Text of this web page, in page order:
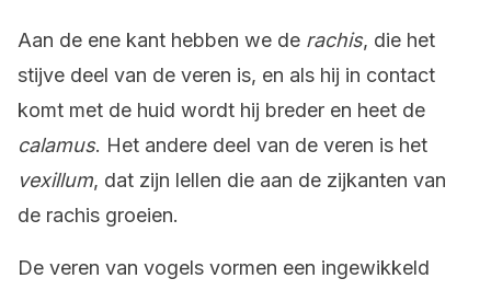
Aan de ene kant hebben we de rachis, die het
stijve deel van de veren is, en als hij in contact
komt met de huid wordt hij breder en heet de
calamus. Het andere deel van de veren is het
vexillum, dat zijn lellen die aan de zijkanten van
de rachis groeien.
De veren van vogels vormen een ingewikkeld